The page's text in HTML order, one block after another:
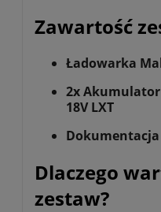
Zawartość
Ładowarka
2x Akumulator
18V LXT
Dokumentacja
Dlaczego
zestaw?